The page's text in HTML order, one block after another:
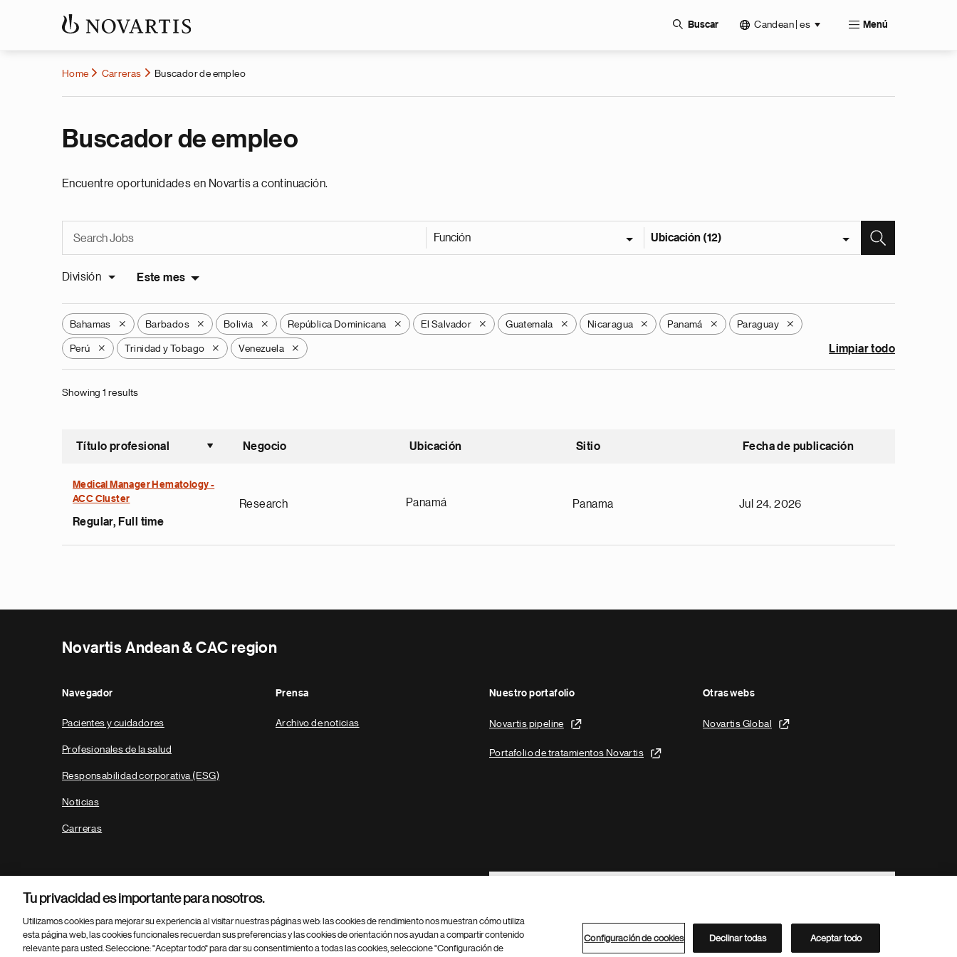
Buscar Candean | es Menú
Home Carreras Buscador de empleo
Buscador de empleo
Encuentre oportunidades en Novartis a continuación.
Función Ubicación (12)
División Este mes
Bahamas X Barbados X Bolivia X República Dominicana X El Salvador X Guatemala X Nicaragua X Panamá X Paraguay X
Perú X Trinidad y Tobago X Venezuela X Limpiar todo
Showing 1 results
Título profesional
Ordenar ascendente
Negocio Ubicación Sitio Fecha de publicación
Medical Manager Hematology -
ACC Cluster
Regular, Full time
Research Panamá Panama Jul 24, 2026
Novartis Andean & CAC region
Navegador
Pacientes y cuidadores
Profesionales de la salud
Responsabilidad corporativa (ESG)
Noticias
Carreras
Prensa
Archivo de noticias
Nuestro portafolio
Novartis pipeline
Portafolio de tratamientos Novartis
Otras webs
Novartis Global
Footer Site Search
Parte
© 2026 Novartis AG Directorio de Novartis
Tu privacidad es importante para nosotros.
Utilizamos cookies para mejorar su experiencia al visitar nuestras páginas web: las cookies de rendimiento nos muestran cómo utiliza
esta página web, las cookies funcionales recuerdan sus preferencias y las cookies de orientación nos ayudan a compartir contenido
relevante para usted. Seleccione: "Aceptar todo" para dar su consentimiento a todas las cookies, seleccione "Configuración de
Configuración de cookies Declinar todas Aceptar todo